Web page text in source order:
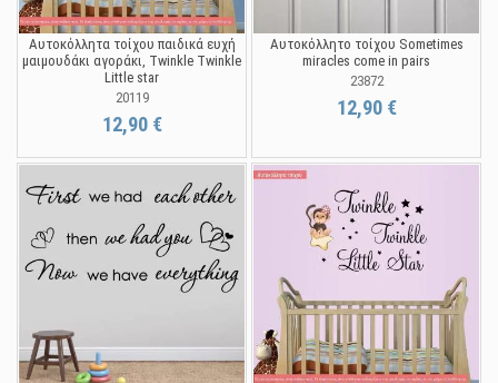
Αυτοκόλλητα τοίχου παιδικά ευχή
μαιμουδάκι αγοράκι, Twinkle Twinkle
Little star
20119
12,90 €
Αυτοκόλλητο τοίχου Sometimes
miracles come in pairs
23872
12,90 €